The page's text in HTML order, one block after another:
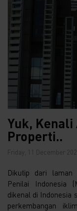
Yuk,
Properti..
Friday, 11 December
Dikutip dari laman
Penilai Indonesia
dikenal di Indonesia
perkembangan